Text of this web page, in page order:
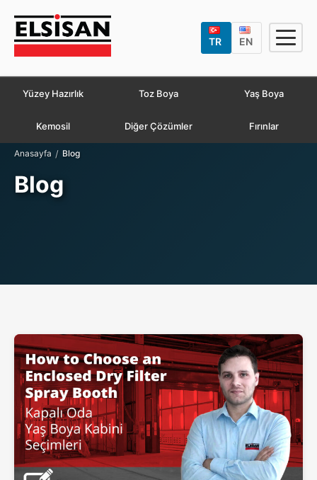
TR EN
Yüzey Hazırlık Toz Boya Yaş Boya
Kemosil Diğer Çözümler Fırınlar
Anasayfa / Blog
Blog